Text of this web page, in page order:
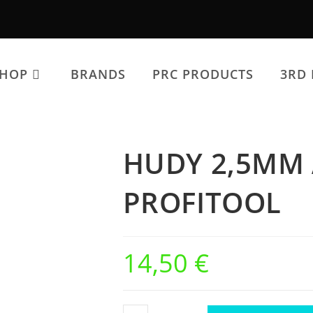
BRANDS PRC PRODUCTS 3RD
HUDY 2,5MM
PROFITOOL
14,50 €